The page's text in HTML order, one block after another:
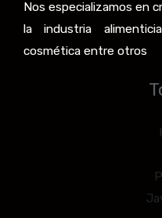
Nos especializamos en
la industria
cosmética entre otros